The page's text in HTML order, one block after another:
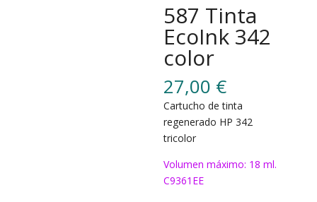
587 Tinta
EcoInk 342
color
27,00 €
Cartucho de tinta
regenerado HP 342
tricolor
Volumen máximo: 18 ml.
C9361EE